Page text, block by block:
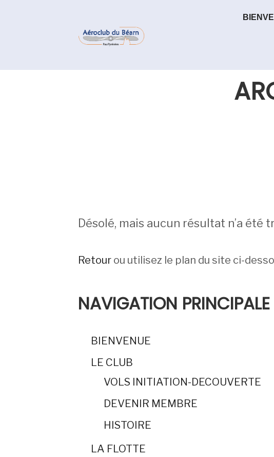
Désolé, mais aucun résultat n’a été
Retour ou utilisez le plan du site ci-
NAVIGATION PRINCIPALE
BIENVENUE
LE CLUB
VOLS INITIATION-DECOUVERTE
DEVENIR MEMBRE
HISTOIRE
LA FLOTTE